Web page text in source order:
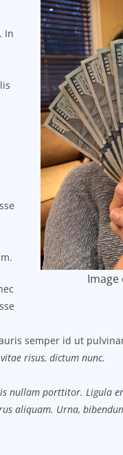
In
semper id ut
risus, dictum nunc.
nullam porttitor. Ligula
aliquam. Urna,